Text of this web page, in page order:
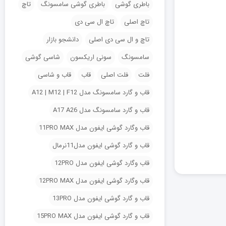
باطری گوشی
باطری گوشی سامسونگ
تاچ
تاچ اصلی
تاچ ال سی دی
تاچ و ال سی دی اصلی
دانشجو بازار
سامسونگ
سونی اریکسون
شاسی گوشی
فلت
فلت اصلی قاب
قاب و شاسی
قاب و گارد سامسونگ مدل A12 | M12 | F12
قاب و گارد سامسونگ مدل A17 A26
قاب وگارد گوشی ایفون مدل 11PRO MAX
قاب و گارد گوشی ایفون مدل11نرمال
قاب وگارد گوشی ایفون مدل 12PRO
قاب وگارد گوشی ایفون مدل 12PRO MAX
قاب و گارد گوشی ایفون مدل 13PRO
قاب و گارد گوشی ایفون مدل 15PRO MAX